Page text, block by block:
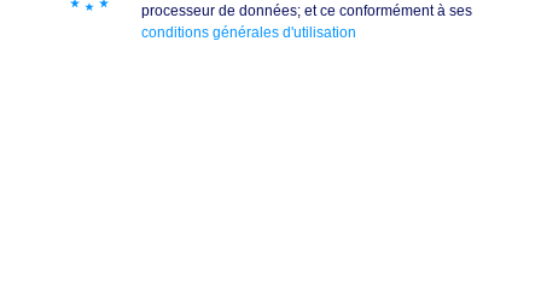
processeur de données; et ce conformément à ses
conditions générales d'utilisation